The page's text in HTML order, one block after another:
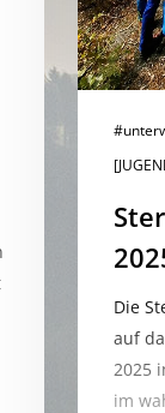
Die
auf
2025
im